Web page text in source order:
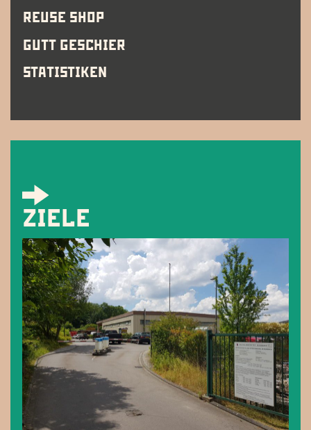
REUSE SHOP
GUTT GESCHIER
STATISTIKEN
ZIELE